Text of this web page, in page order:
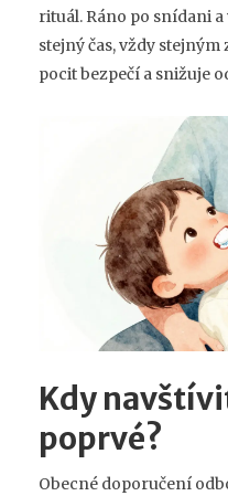
rituál. Ráno po snídani
stejný čas, vždy
pocit bezpečí a snižuje
Kdy
poprvé?
Obecné doporučení